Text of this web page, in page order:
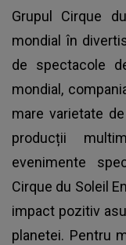
Grupul Cirque
mondial în
de spectacole
mondial,
mare varietate
producții
evenimente
Cirque du Soleil
impact pozitiv
planetei. Pentru